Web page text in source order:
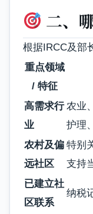
二、
根据IRCC及部
重点领域
/ 特征
高需求行
业
农业
护理
农村及偏
远社区
特别
支持
已建立社
区联系
纳税